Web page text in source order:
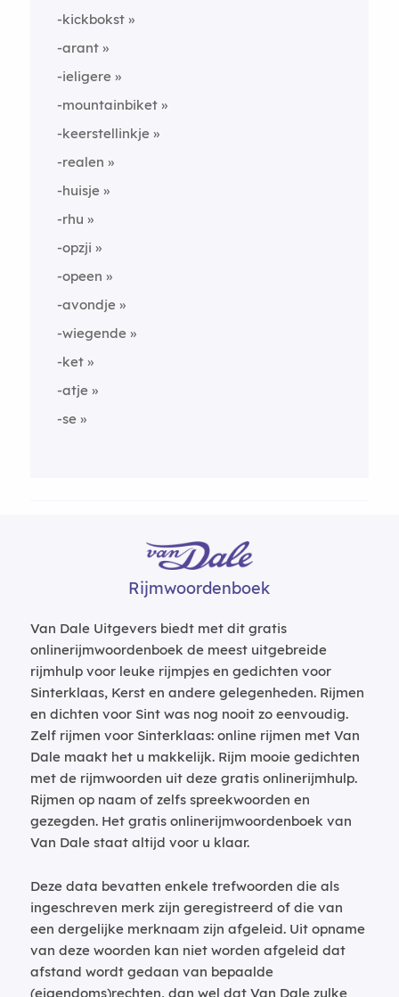
-kickbokst
-arant
-ieligere
-mountainbiket
-keerstellinkje
-realen
-huisje
-rhu
-opzji
-opeen
-avondje
-wiegende
-ket
-atje
-se
Rijmwoordenboek
Van Dale Uitgevers biedt met dit gratis
onlinerijmwoordenboek de meest uitgebreide
rijmhulp voor leuke rijmpjes en gedichten voor
Sinterklaas, Kerst en andere gelegenheden. Rijmen
en dichten voor Sint was nog nooit zo eenvoudig.
Zelf rijmen voor Sinterklaas: online rijmen met Van
Dale maakt het u makkelijk. Rijm mooie gedichten
met de rijmwoorden uit deze gratis onlinerijmhulp.
Rijmen op naam of zelfs spreekwoorden en
gezegden. Het gratis onlinerijmwoordenboek van
Van Dale staat altijd voor u klaar.
Deze data bevatten enkele trefwoorden die als
ingeschreven merk zijn geregistreerd of die van
een dergelijke merknaam zijn afgeleid. Uit opname
van deze woorden kan niet worden afgeleid dat
afstand wordt gedaan van bepaalde
(eigendoms)rechten, dan wel dat Van Dale zulke